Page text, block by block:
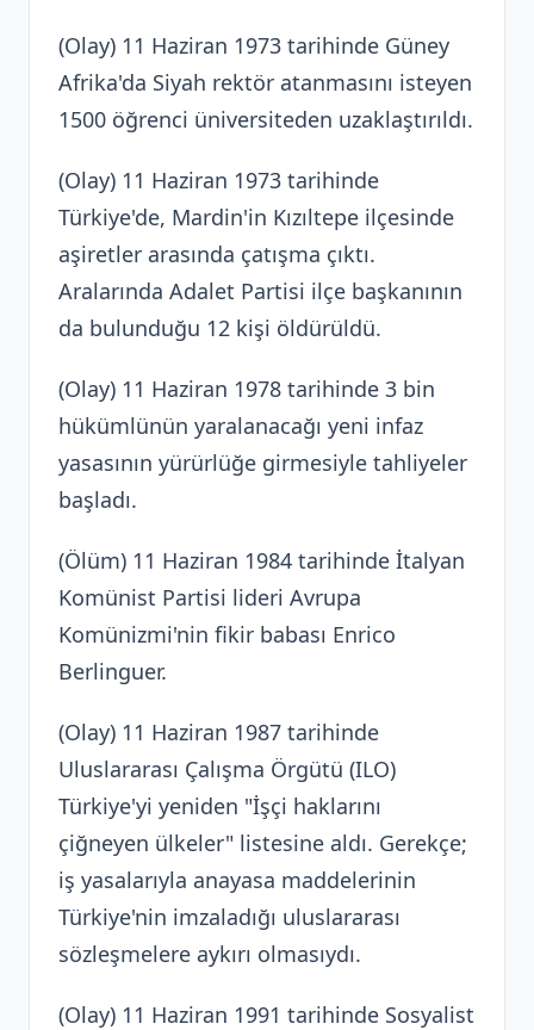
(Olay) 11 Haziran 1973 tarihinde Güney
Afrika'da Siyah rektör atanmasını isteyen
1500 öğrenci üniversiteden uzaklaştırıldı.
(Olay) 11 Haziran 1973 tarihinde
Türkiye'de, Mardin'in Kızıltepe ilçesinde
aşiretler arasında çatışma çıktı.
Aralarında Adalet Partisi ilçe başkanının
da bulunduğu 12 kişi öldürüldü.
(Olay) 11 Haziran 1978 tarihinde 3 bin
hükümlünün yaralanacağı yeni infaz
yasasının yürürlüğe girmesiyle tahliyeler
başladı.
(Ölüm) 11 Haziran 1984 tarihinde İtalyan
Komünist Partisi lideri Avrupa
Komünizmi'nin fikir babası Enrico
Berlinguer.
(Olay) 11 Haziran 1987 tarihinde
Uluslararası Çalışma Örgütü (ILO)
Türkiye'yi yeniden "İşçi haklarını
çiğneyen ülkeler" listesine aldı. Gerekçe;
iş yasalarıyla anayasa maddelerinin
Türkiye'nin imzaladığı uluslararası
sözleşmelere aykırı olmasıydı.
(Olay) 11 Haziran 1991 tarihinde Sosyalist